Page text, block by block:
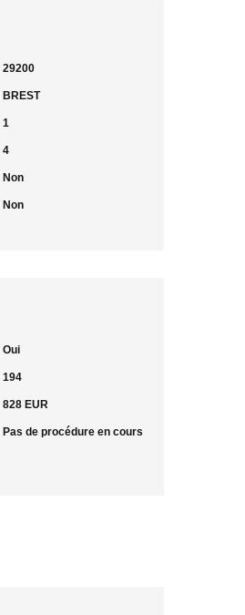
29200
BREST
1
4
Non
Non
Oui
194
828 EUR
Pas de procédure en cours